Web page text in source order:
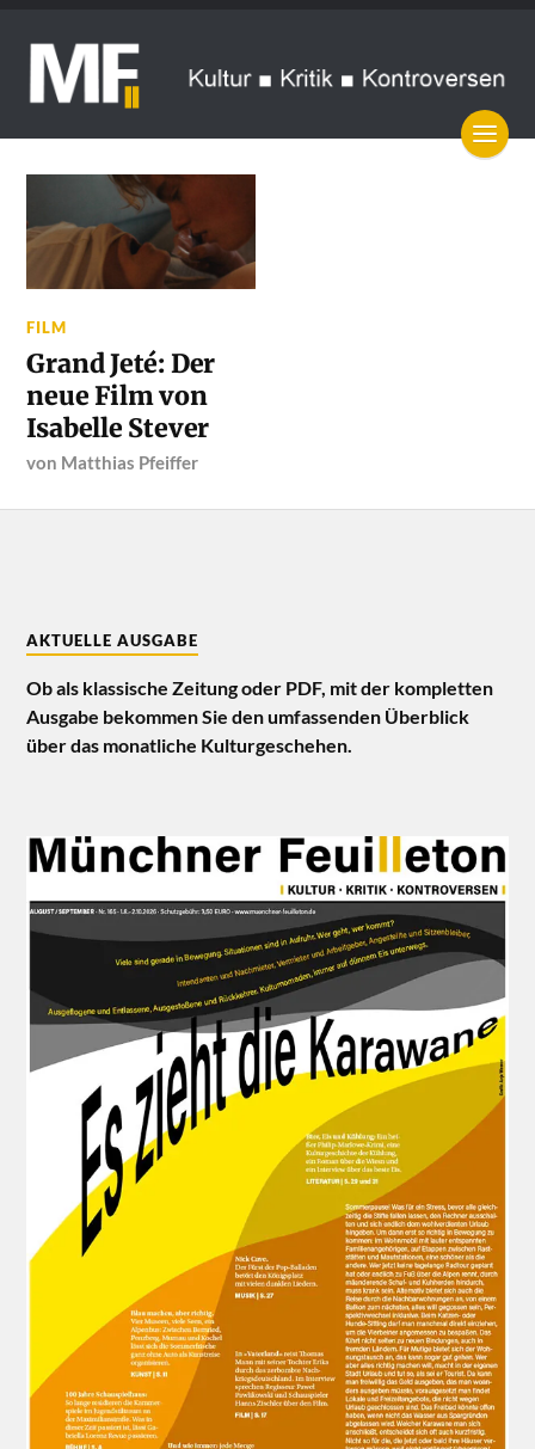
FILM
Grand Jeté: Der
neue Film von
Isabelle Stever
von Matthias Pfeiffer
AKTUELLE AUSGABE
Ob als klassische Zeitung oder PDF, mit der kompletten
Ausgabe bekommen Sie den umfassenden Überblick
über das monatliche Kulturgeschehen.